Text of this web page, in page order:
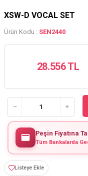
XSW-D VOCAL SET
Ürün Kodu : SEN2440
28.556 TL
Peşin Fiyatına
Tüm Bankalarda
Listeye Ekle